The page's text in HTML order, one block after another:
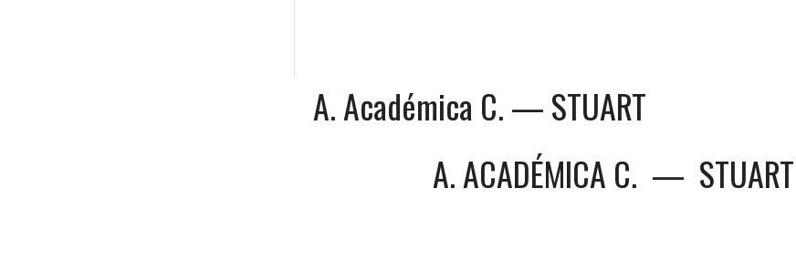
A. Académica C. — STUART
A. ACADÉMICA C. — STUART